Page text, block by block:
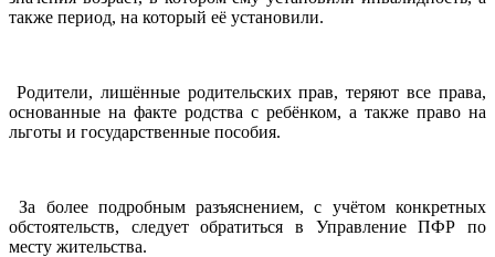
также период, на который её установили.
Родители, лишённые родительских прав, теряют все права,
основанные на факте родства с ребёнком, а также право на
льготы и государственные пособия.
За более подробным разъяснением, с учётом конкретных
обстоятельств, следует обратиться в Управление ПФР по
месту жительства.